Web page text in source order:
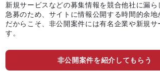
新規サービスなどの募集情報を競合他社に漏ら
急募のため、サイトに情報公開する時間的余地
だからこそ、非公開案件には有名企業や新規サ
す。
非公開案件を紹介してもらう